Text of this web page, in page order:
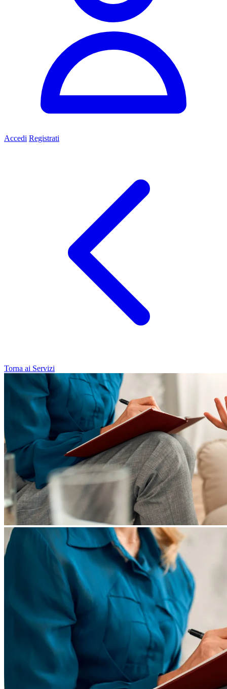
Accedi Registrati
Torna ai Servizi